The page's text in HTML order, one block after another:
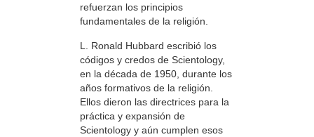
refuerzan los principios
fundamentales de la religión.
L. Ronald Hubbard escribió los
códigos y credos de Scientology,
en la década de 1950, durante los
años formativos de la religión.
Ellos dieron las directrices para la
práctica y expansión de
Scientology y aún cumplen esos